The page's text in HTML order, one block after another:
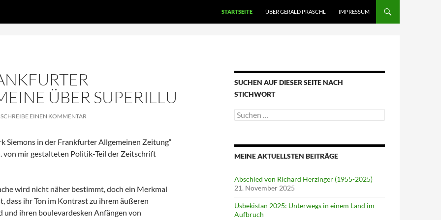
STARTSEITE ÜBER GERALD PRASCHL IMPRESSUM
ÜBER SUPERILLU
SCHREIBE EINEN KOMMENTAR
Siemons in der Frankfurter Allgemeinen Zeitung“
von mir gestalteten Politik-Teil der Zeitschrift
wird nicht näher bestimmt, doch ein Merkmal
dass ihr Ton im Kontrast zu ihrem äußeren
und ihren boulevardesken Anfängen von
SUCHEN AUF DIESER SEITE NACH
STICHWORT
Suche
nach:
MEINE AKTUELLSTEN BEITRÄGE
Abschied von Richard Herzinger (1955-2025)
21. November 2025
Usbekistan 2025: Unterwegs in einem Land im
Aufbruch